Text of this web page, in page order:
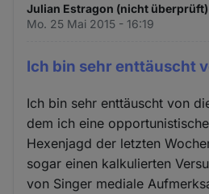
Julian Estragon (nicht überprüft)
Mo. 25 Mai 2015 - 16:19
Ich bin sehr enttäuscht
Ich bin sehr enttäuscht von
dem ich eine
Hexenjagd der letzten
sogar einen kalkulierten
von Singer mediale